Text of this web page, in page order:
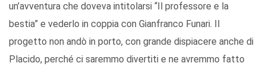
un’avventura che doveva intitolarsi “Il professore e la
bestia” e vederlo in coppia con Gianfranco Funari. Il
progetto non andò in porto, con grande dispiacere anche di
Placido, perché ci saremmo divertiti e ne avremmo fatto